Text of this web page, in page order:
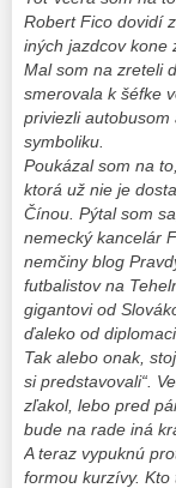
Robert Fico dovidí
iných jazdcov kone
Mal som na zreteli
smerovala k šéfke
priviezli
symboliku.
Poukázal som na
ktorá už nie je
Čínou. Pýtal som
nemecký kancelár
nemčiny blog
futbalistov na
gigantovi od
ďaleko od
Tak alebo onak,
si predstavovali“.
zľakol, lebo pred
bude na rade iná
A teraz vypuknú
formou kurzívy.